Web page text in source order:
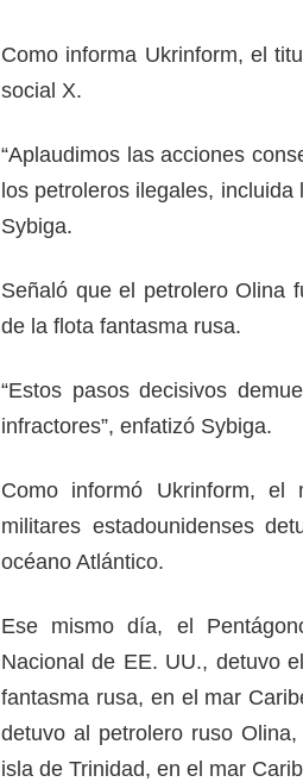
Como informa Ukrinform, el
social X.
“Aplaudimos las acciones
los petroleros ilegales, incluida
Sybiga.
Señaló que el petrolero Olina
de la flota fantasma rusa.
“Estos pasos decisivos
infractores”, enfatizó Sybiga.
Como informó Ukrinform,
militares estadounidenses
océano Atlántico.
Ese mismo día, el
Nacional de EE. UU., detuvo
fantasma rusa, en el mar
detuvo al petrolero ruso
isla de Trinidad, en el mar